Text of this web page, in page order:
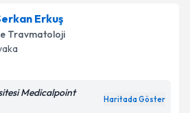
Erkuş
Travmatoloji
Medicalpoint
Haritada Göster